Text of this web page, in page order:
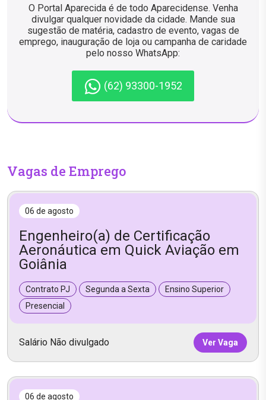
O Portal Aparecida é de todo Aparecidense. Venha
divulgar qualquer novidade da cidade. Mande sua
sugestão de matéria, cadastro de evento, vagas de
emprego, inauguração de loja ou campanha de caridade
pelo nosso WhatsApp:
(62) 93300-1952
Vagas de Emprego
06 de agosto
Engenheiro(a) de Certificação
Aeronáutica em Quick Aviação em
Goiânia
Contrato PJ Segunda a Sexta
Ensino Superior
Presencial
Salário Não divulgado Ver Vaga
06 de agosto